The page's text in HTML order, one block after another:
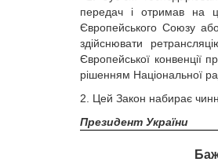
передач і отримав на
Європейського Союзу
здійснювати
Європейської конвенції
рішенням Національної
2. Цей Закон набирає
Президент України